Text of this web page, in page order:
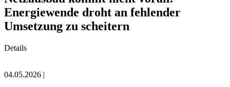
Energiewende droht an fehlender
Umsetzung zu scheitern
Details
04.05.2026 |